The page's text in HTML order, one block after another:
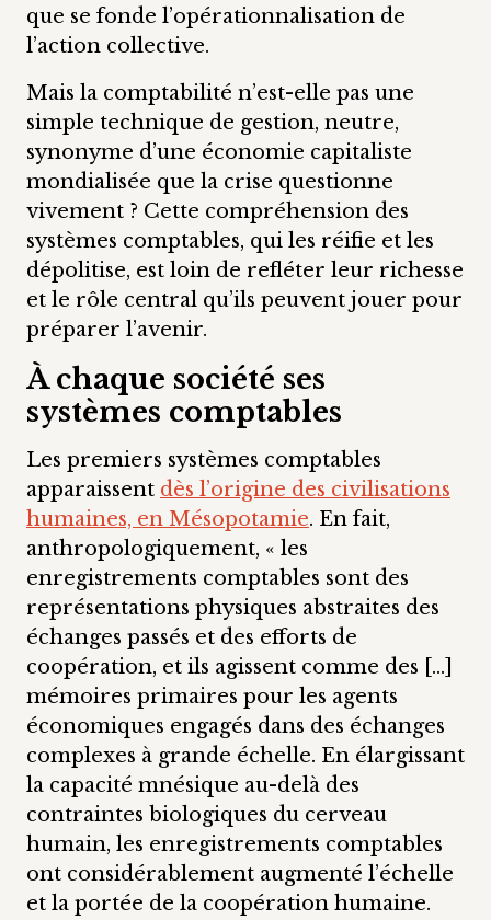
que se fonde l’opérationnalisation de
l’action collective.
Mais la comptabilité n’est-elle pas une
simple technique de gestion, neutre,
synonyme d’une économie capitaliste
mondialisée que la crise questionne
vivement ? Cette compréhension des
systèmes comptables, qui les réifie et les
dépolitise, est loin de refléter leur richesse
et le rôle central qu’ils peuvent jouer pour
préparer l’avenir.
À chaque société ses
systèmes comptables
Les premiers systèmes comptables
apparaissent dès l’origine des civilisations
humaines, en Mésopotamie. En fait,
anthropologiquement, « les
enregistrements comptables sont des
représentations physiques abstraites des
échanges passés et des efforts de
coopération, et ils agissent comme des […]
mémoires primaires pour les agents
économiques engagés dans des échanges
complexes à grande échelle. En élargissant
la capacité mnésique au-delà des
contraintes biologiques du cerveau
humain, les enregistrements comptables
ont considérablement augmenté l’échelle
et la portée de la coopération humaine.